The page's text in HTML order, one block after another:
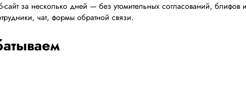
за несколько дней — без утомительных согласований, блифов
чат, формы обратной связи.